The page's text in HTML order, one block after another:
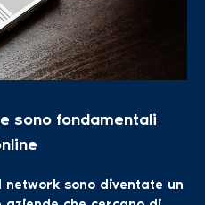
sono fondamentali
network sono diventate un